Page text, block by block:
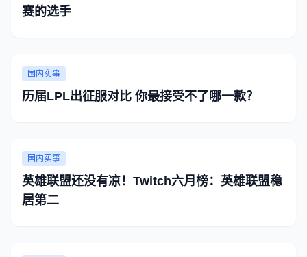
赛的选手
国内实事
历届LPL出征服对比 你最接受不了哪一款？
国内实事
英雄联盟还没有凉！Twitch六月榜：英雄联盟稳
居第二